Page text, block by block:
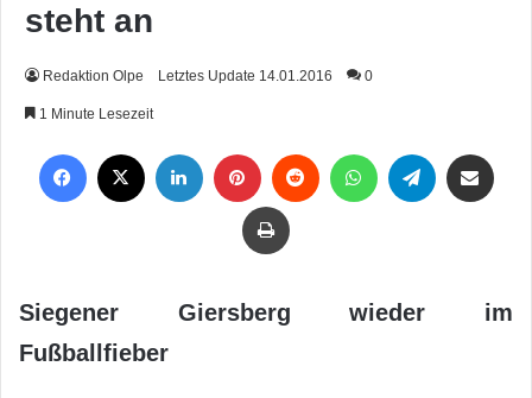
steht an
Redaktion Olpe Letztes Update 14.01.2016 0
1 Minute Lesezeit
Drucken
Siegener Giersberg wieder im
Fußballfieber